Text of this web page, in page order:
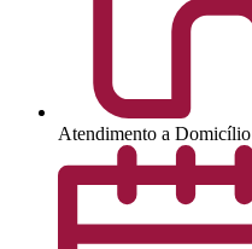
Atendimento a Domicílio